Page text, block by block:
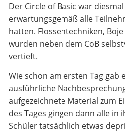
Der Circle of Basic war
erwartungsgemäß alle
hatten. Flossentechniken,
wurden neben dem CoB
vertieft.
Wie schon am ersten Tag gab
ausführliche
aufgezeichnete Material zum
des Tages gingen dann alle in
Schüler tatsächlich etwas